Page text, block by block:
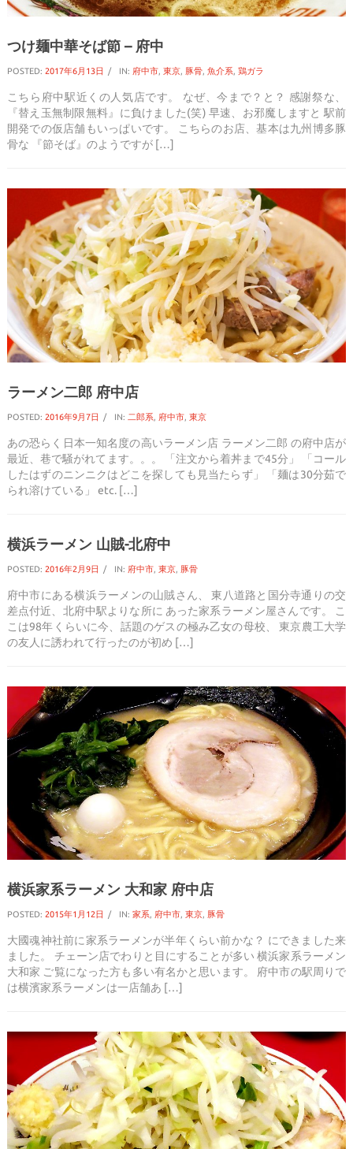
つけ麺中華そば節 – 府中
POSTED: 2017年6月13日 IN: 府中市, 東京, 豚骨, 魚介系, 鶏ガラ
こちら府中駅近くの人気店です。 なぜ、今まで？と？ 感謝祭な、
『替え玉無制限無料』に負けました(笑) 早速、お邪魔しますと 駅前
開発での仮店舗もいっぱいです。 こちらのお店、基本は九州博多豚
骨な 『節そば』のようですが […]
ラーメン二郎 府中店
POSTED: 2016年9月7日 IN: 二郎系, 府中市, 東京
あの恐らく日本一知名度の高いラーメン店 ラーメン二郎 の府中店が
最近、巷で騒がれてます。。。 「注文から着丼まで45分」 「コール
したはずのニンニクはどこを探しても見当たらず」 「麺は30分茹で
られ溶けている」 etc. […]
横浜ラーメン 山賊-北府中
POSTED: 2016年2月9日 IN: 府中市, 東京, 豚骨
府中市にある横浜ラーメンの山賊さん、 東八道路と国分寺通りの交
差点付近、北府中駅よりな所に あった家系ラーメン屋さんです。 こ
こは98年くらいに今、話題のゲスの極み乙女の母校、 東京農工大学
の友人に誘われて行ったのが初め […]
横浜家系ラーメン 大和家 府中店
POSTED: 2015年1月12日 IN: 家系, 府中市, 東京, 豚骨
大國魂神社前に家系ラーメンが半年くらい前かな？ にできました来
ました。 チェーン店でわりと目にすることが多い 横浜家系ラーメン
大和家 ご覧になった方も多い有名かと思います。 府中市の駅周りで
は横濱家系ラーメンは一店舗あ […]